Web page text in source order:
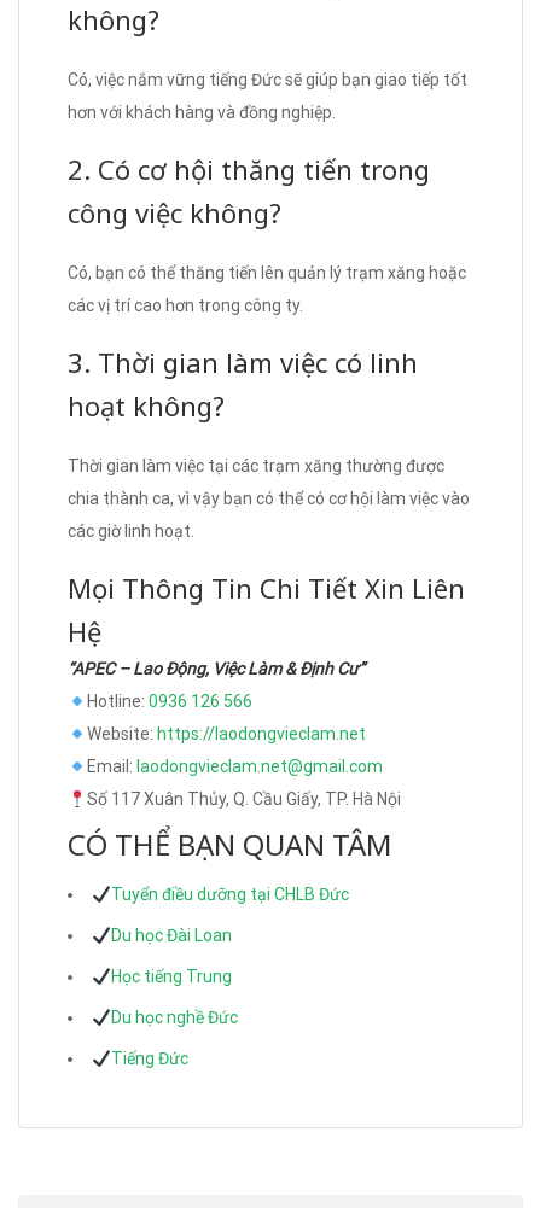
không?
Có, việc nắm vững tiếng Đức sẽ giúp bạn giao tiếp tốt
hơn với khách hàng và đồng nghiệp.
2. Có cơ hội thăng tiến trong
công việc không?
Có, bạn có thể thăng tiến lên quản lý trạm xăng hoặc
các vị trí cao hơn trong công ty.
3. Thời gian làm việc có linh
hoạt không?
Thời gian làm việc tại các trạm xăng thường được
chia thành ca, vì vậy bạn có thể có cơ hội làm việc vào
các giờ linh hoạt.
Mọi Thông Tin Chi Tiết Xin Liên
Hệ
“APEC – Lao Động, Việc Làm & Định Cư”
Hotline: 0936 126 566
Website: https://laodongvieclam.net
Email: laodongvieclam.net@gmail.com
Số 117 Xuân Thủy, Q. Cầu Giấy, TP. Hà Nội
CÓ THỂ BẠN QUAN TÂM
Tuyển điều dưỡng tại CHLB Đức
Du học Đài Loan
Học tiếng Trung
Du học nghề Đức
Tiếng Đức